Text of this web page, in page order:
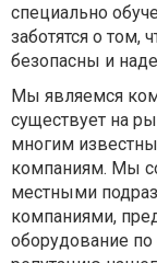
специально
заботятся о
безопасны и
Мы являемся
существует на
многим
компаниям. Мы
местными
компаниями,
оборудование